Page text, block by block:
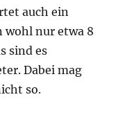
auch ein
wohl nur etwa 8
sind es
Dabei mag
so.